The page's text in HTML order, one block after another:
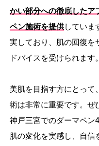
かい部分への徹底したア
ペン施術を提供していま
実しており、肌の回復を
ドバイスを受けられます。
美肌を目指す方にとって
術は非常に重要です。ぜ
神戸三宮でのダーマペン
肌の変化を実感し、自信